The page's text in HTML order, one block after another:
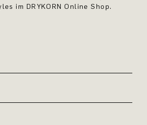
im DRYKORN Online Shop.